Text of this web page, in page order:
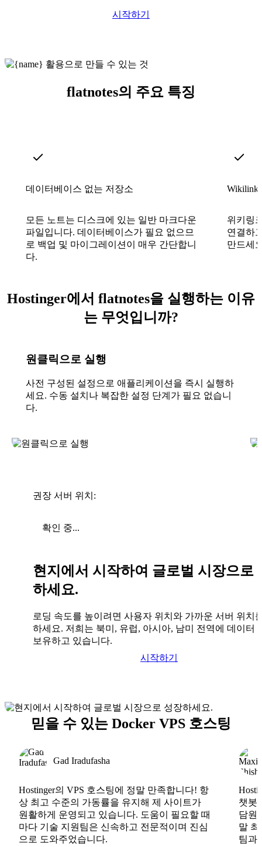
시작하기
flatnotes의 주요 특징
데이터베이스 없는 저장소
모든 노트는 디스크에 있는 일반 마크다운
파일입니다. 데이터베이스가 필요 없으므
로 백업 및 마이그레이션이 매우 간단합니
다.
Wikilink
위키링
연결하
만드세
Hostinger에서 flatnotes을 실행하는 이유
는 무엇입니까?
원클릭으로 실행
사전 구성된 설정으로 애플리케이션을 즉시 실행하
세요. 수동 설치나 복잡한 설정 단계가 필요 없습니
다.
권장 서버 위치:
확인 중...
현지에서 시작하여 글로벌 시장으로
하세요.
로딩 속도를 높이려면 사용자 위치와 가까운 서버 위치
하세요. 저희는 북미, 유럽, 아시아, 남미 전역에 데이터
보유하고 있습니다.
시작하기
믿을 수 있는 Docker VPS 호스팅
Gad Iradufasha
Hostinger의 VPS 호스팅에 정말 만족합니다! 항
상 최고 수준의 가동률을 유지해 제 사이트가
원활하게 운영되고 있습니다. 도움이 필요할 때
마다 기술 지원팀은 신속하고 전문적이며 진심
으로 도와주었습니다.
챗봇
담원
말
팀과